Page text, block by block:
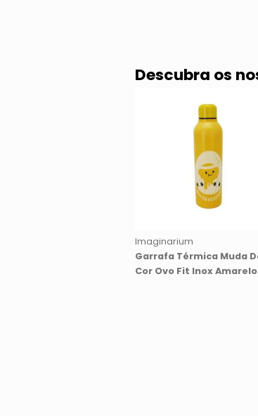
Descubra os
Imaginarium
Garrafa Térmica Muda
Cor Ovo Fit Inox Amarelo